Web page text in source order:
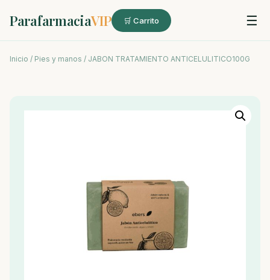
ParafarmaciaVIP 🛒 Carrito ☰
Inicio / Pies y manos / JABON TRATAMIENTO ANTICELULITICO100G